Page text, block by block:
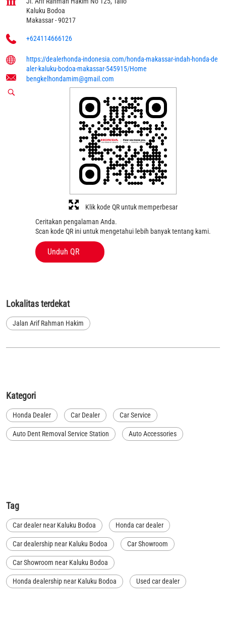
Kaluku Bodoa
Makassar-90217
+624114666126
https://dealerhonda-indonesia.com/honda-makassar-indah-honda-de
aler-kaluku-bodoa-makassar-545915/Home
bengkelhondamim@gmail.com
Ceritakan pengalaman Anda.
Scan kode QR ini untuk mengetahui lebih banyak tentang kami.
Unduh QR
Klik kode QR untuk memperbesar
Lokalitas terdekat
Jalan Arif Rahman Hakim
Kategori
Honda Dealer Car Dealer Car Service
Auto Dent Removal Service Station Auto Accessories
Tag
Car dealer near Kaluku Bodoa Honda car dealer
Car dealership near Kaluku Bodoa Car Showroom
Car Showroom near Kaluku Bodoa
Honda dealership near Kaluku Bodoa Used car dealer